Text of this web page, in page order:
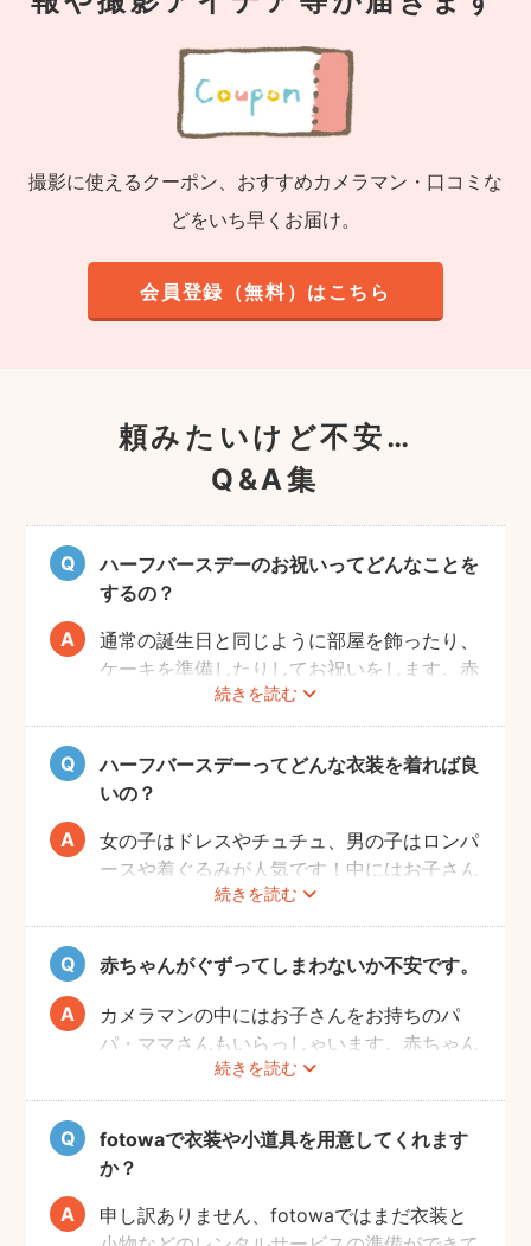
撮影に使えるクーポン、おすすめカメラマン・口コミな
どをいち早くお届け。
会員登録（無料）はこちら
頼みたいけど不安…
Q&A集
ハーフバースデーのお祝いってどんなことを
するの？
続きを読む
通常の誕生日と同じように部屋を飾ったり、
ケーキを準備したりしてお祝いをします。赤
ちゃんはケーキが食べられないため、最近で
はケーキに見立てた離乳食なども人気です。
また、ご自宅で撮影の場合、お部屋の一角を
写真映えするように飾りつけるとよりおしゃ
ハーフバースデーってどんな衣装を着れば良
いの？
続きを読む
女の子はドレスやチュチュ、男の子はロンパ
ースや着ぐるみが人気です！中にはお子さん
の成長を感じられるように、あえて1歳児が
着るくらいの大きめのお洋服で撮影する方も
いらっしゃいます。
また、クラウンやヘアバンドなど飾りがある
とより記念日感が出るのでおすすめですよ。
赤ちゃんがぐずってしまわないか不安です。
続きを読む
カメラマンの中にはお子さんをお持ちのパ
パ・ママさんもいらっしゃいます。赤ちゃん
のあやし方も上手なので、写真撮影が不安の
方は、ぜひカメラマンにご相談してみてくだ
さいね。
fotowaで衣装や小道具を用意してくれます
か？
申し訳ありません、fotowaではまだ衣装と